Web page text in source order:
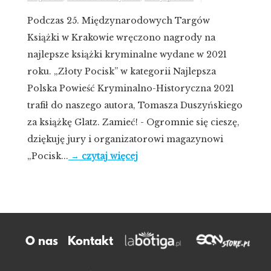
Podczas 25. Międzynarodowych Targów
Książki w Krakowie wręczono nagrody na
najlepsze książki kryminalne wydane w 2021
roku. „Złoty Pocisk” w kategorii Najlepsza
Polska Powieść Kryminalno-Historyczna 2021
trafił do naszego autora, Tomasza Duszyńskiego
za książkę Glatz. Zamieć! - Ogromnie się cieszę,
dziękuję jury i organizatorowi magazynowi
„Pocisk... → czytaj więcej
O nas Kontakt